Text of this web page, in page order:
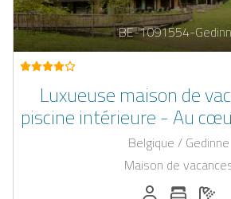
BE-1091554-
Luxueuse maison de
piscine intérieure - Au
Belgique / Gedinne
Maison de
Personnes
Nombre